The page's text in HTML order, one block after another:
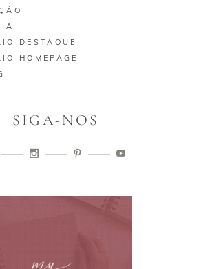
DESTAQUE
HOMEPAGE
SIGA-NOS